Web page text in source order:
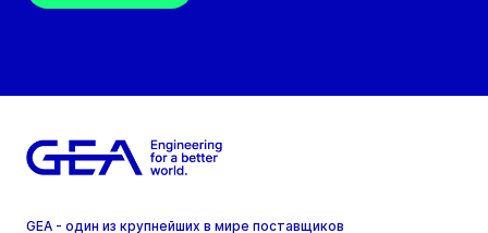
GEA - один из крупнейших в мире поставщиков